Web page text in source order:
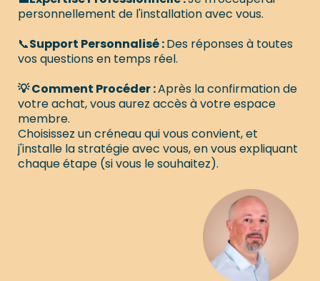
personnellement de l'installation avec vous.
📞Support Personnalisé :Des réponses à toutes
vos questions en temps réel.
💡 Comment Procéder :Après la confirmation de
votre achat, vous aurez accès à votre espace
membre.
Choisissez un créneau qui vous convient, et
j'installe la stratégie avec vous, en vous expliquant
chaque étape (si vous le souhaitez).